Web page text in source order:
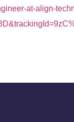
at-align-